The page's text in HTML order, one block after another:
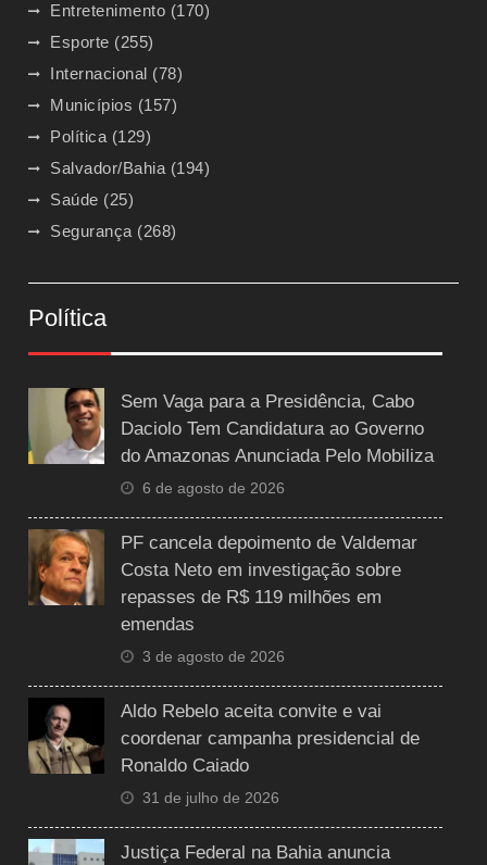
Entretenimento (170)
Esporte (255)
Internacional (78)
Municípios (157)
Política (129)
Salvador/Bahia (194)
Saúde (25)
Segurança (268)
Política
Sem Vaga para a Presidência, Cabo
Daciolo Tem Candidatura ao Governo
do Amazonas Anunciada Pelo Mobiliza
6 de agosto de 2026
PF cancela depoimento de Valdemar
Costa Neto em investigação sobre
repasses de R$ 119 milhões em
emendas
3 de agosto de 2026
Aldo Rebelo aceita convite e vai
coordenar campanha presidencial de
Ronaldo Caiado
31 de julho de 2026
Justiça Federal na Bahia anuncia